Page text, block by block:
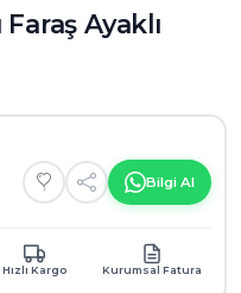
Ayaklı
Bilgi Al
Hızlı Kargo Kurumsal Fatura